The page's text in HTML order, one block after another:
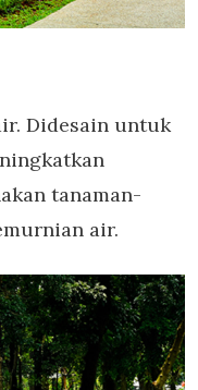
Didesain untuk
tanaman-
air.